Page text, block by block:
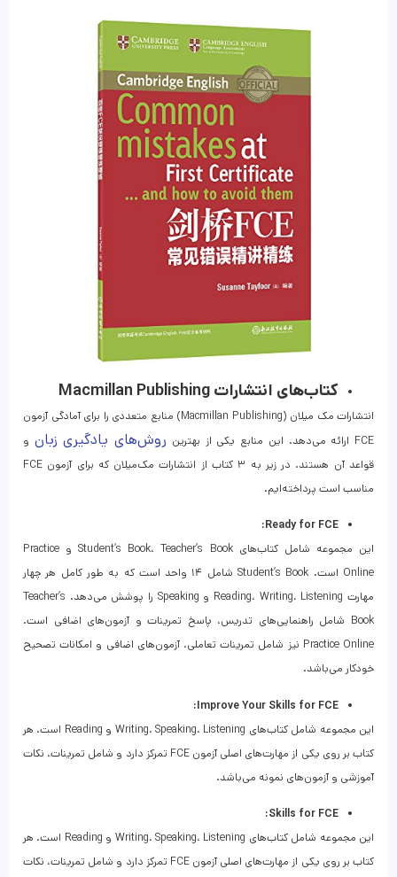
کتاب‌های انتشارات Macmillan Publishing
انتشارات مک میلان (Macmillan Publishing) منابع متعددی را برای آمادگی آزمون
FCE ارائه می‌دهد. این منابع یکی از بهترین
روش‌های یادگیری زبان و
قواعد آن هستند. در زیر به ۳ کتاب از انتشارات مک‌میلان که برای آزمون FCE
مناسب است پرداخته‌ایم.
Ready for FCE:
این مجموعه شامل کتاب‌های Student’s Book، Teacher’s Book و Practice
Online است. Student’s Book شامل ۱۴ واحد است که به طور کامل هر چهار
مهارت Reading، Writing، Listening و Speaking را پوشش می‌دهد. Teacher’s
Book شامل راهنمایی‌های تدریس، پاسخ تمرینات و آزمون‌های اضافی است.
Practice Online نیز شامل تمرینات تعاملی، آزمون‌های اضافی و امکانات تصحیح
خودکار می‌باشد.
Improve Your Skills for FCE:
این مجموعه شامل کتاب‌های Writing، Speaking، Listening و Reading است. هر
کتاب بر روی یکی از مهارت‌های اصلی آزمون FCE تمرکز دارد و شامل تمرینات، نکات
آموزشی و آزمون‌های نمونه می‌باشد.
Skills for FCE:
این مجموعه شامل کتاب‌های Writing، Speaking، Listening و Reading است. هر
کتاب بر روی یکی از مهارت‌های اصلی آزمون FCE تمرکز دارد و شامل تمرینات، نکات